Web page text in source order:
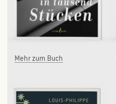
Mehr zum Buch